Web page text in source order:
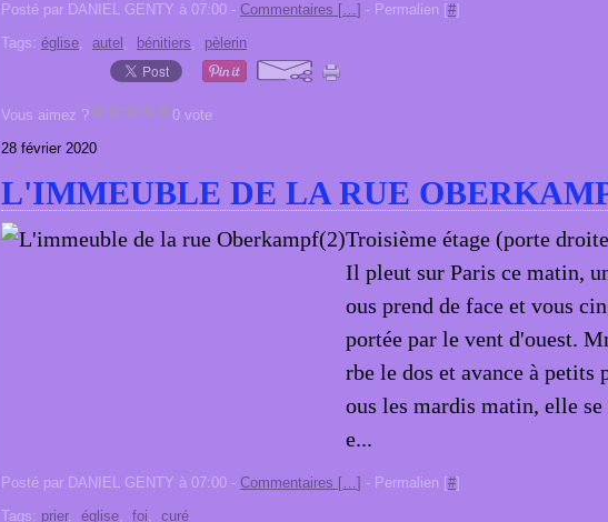
Posté par DANIEL GENTY à 07:00 - Commentaires […] - Permalien [#]
Tags: église, autel , bénitiers, pèlerin
Vous aimez ?
0 vote
28 février 2020
L'IMMEUBLE DE LA RUE
Troisième étage (porte
Il pleut sur Paris ce matin,
ous prend de face et vous
portée par le vent d'ouest.
rbe le dos et avance à petits
ous les mardis matin, elle
e...
Posté par DANIEL GENTY à 07:00 - Commentaires […] - Permalien [#]
Tags: prier, église, foi, curé